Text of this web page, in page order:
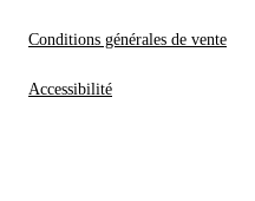
Conditions générales de vente
Accessibilité